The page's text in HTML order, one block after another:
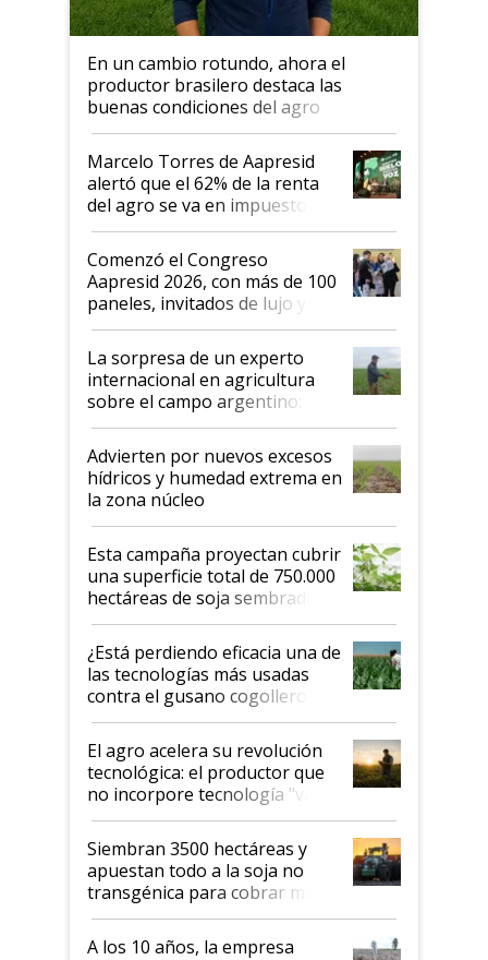
En un cambio rotundo, ahora el
productor brasilero destaca las
buenas condiciones del agro
argentino para invertir: "Los veo
más motivados"
Marcelo Torres de Aapresid
alertó que el 62% de la renta
del agro se va en impuestos:
"No es bueno que en
Argentina se sigan discutiendo
las mismas cosas de hace 50
años"
Comenzó el Congreso
Aapresid 2026, con más de 100
paneles, invitados de lujo y
todas las tendencias
La sorpresa de un experto
internacional en agricultura
sobre el campo argentino:
"Estoy muy impresionado"
Advierten por nuevos excesos
hídricos y humedad extrema en
la zona núcleo
Esta campaña proyectan cubrir
una superficie total de 750.000
hectáreas de soja sembradas
con una nueva generación de
variedades que marcan un
salto tecnológico en genética y
rendimiento
¿Está perdiendo eficacia una de
las tecnologías más usadas
contra el gusano cogollero? El
desafío de una tecnología clave
El agro acelera su revolución
tecnológica: el productor que
no incorpore tecnología "va a
perder el tren"
Siembran 3500 hectáreas y
apuestan todo a la soja no
transgénica para cobrar más
por tonelada: compraron un
semillero
A los 10 años, la empresa